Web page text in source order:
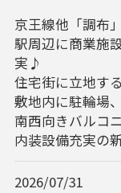
京王線他「調布
駅周辺に商業施
実♪
住宅街に立地す
敷地内に駐輪場
南西向きバルコ
内装設備充実の
2026/07/31